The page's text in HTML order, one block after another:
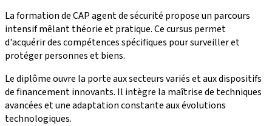
La formation de CAP agent de sécurité propose un parcours
intensif mêlant théorie et pratique. Ce cursus permet
d'acquérir des compétences spécifiques pour surveiller et
protéger personnes et biens.
Le diplôme ouvre la porte aux secteurs variés et aux dispositifs
de financement innovants. Il intègre la maîtrise de techniques
avancées et une adaptation constante aux évolutions
technologiques.